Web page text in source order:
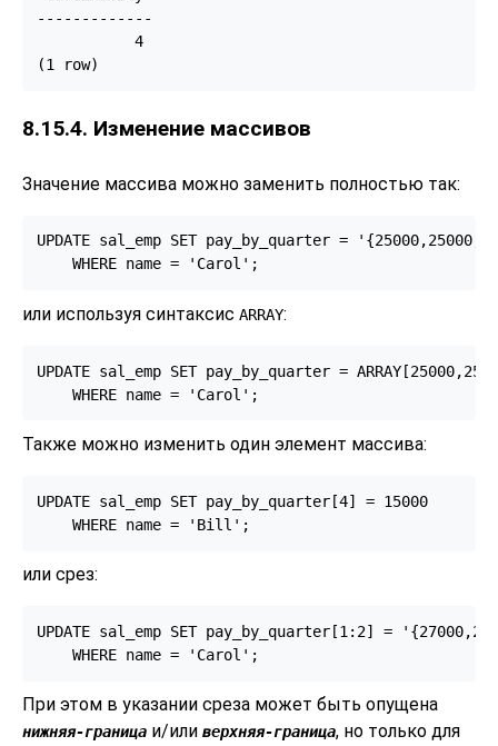
-------------
           4
(1 row)
8.15.4. Изменение массивов
Значение массива можно заменить полностью так:
UPDATE sal_emp SET pay_by_quarter =
    WHERE name = 'Carol';
или используя синтаксис ARRAY:
UPDATE sal_emp SET pay_by_quarter =
    WHERE name = 'Carol';
Также можно изменить один элемент массива:
UPDATE sal_emp SET pay_by_quarter[4] = 15000
    WHERE name = 'Bill';
или срез:
UPDATE sal_emp SET pay_by_quarter[1:2] =
    WHERE name = 'Carol';
При этом в указании среза может быть опущена
нижняя-граница и/или верхняя-граница, но только для